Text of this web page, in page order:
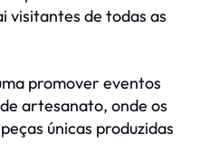
visitantes de todas as
promover eventos
artesanato, onde os
únicas produzidas